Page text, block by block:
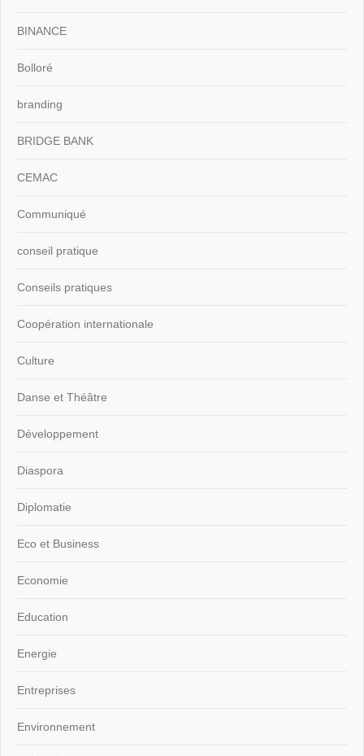
BINANCE
Bolloré
branding
BRIDGE BANK
CEMAC
Communiqué
conseil pratique
Conseils pratiques
Coopération internationale
Culture
Danse et Théâtre
Développement
Diaspora
Diplomatie
Eco et Business
Economie
Education
Energie
Entreprises
Environnement